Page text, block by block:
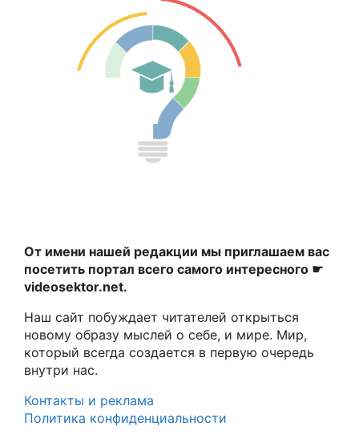
От имени нашей редакции мы приглашаем вас
посетить портал всего самого интересного ☛
videosektor.net.
Наш сайт побуждает читателей открыться
новому образу мыслей о себе, и мире. Мир,
который всегда создается в первую очередь
внутри нас.
Контакты и реклама
Политика конфиденциальности